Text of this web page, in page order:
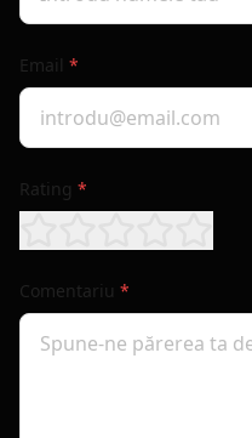
Email *
Rating *
Comentariu *